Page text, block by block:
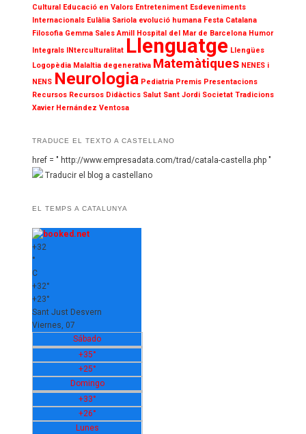
Cultural Educació en Valors Entreteniment Esdeveniments
Internacionals Eulàlia Sariola evolució humana Festa Catalana
Filosofia Gemma Sales Amill Hospital del Mar de Barcelona Humor
Integrals INterculturalitat Llenguatge Llengües
Logopèdia Malaltia degenerativa Matemàtiques NENES i
NENS Neurologia Pediatria Premis Presentacions
Recursos Recursos Didàctics Salut Sant Jordi Societat Tradicions
Xavier Hernández Ventosa
TRADUCE EL TEXTO A CASTELLANO
href = " http://www.empresadata.com/trad/catala-castella.php "
Traducir el blog a castellano
EL TEMPS A CATALUNYA
+32
°
C
+32°
+23°
Sant Just Desvern
Viernes, 07
Sábado
+35°
+25°
Domingo
+33°
+26°
Lunes